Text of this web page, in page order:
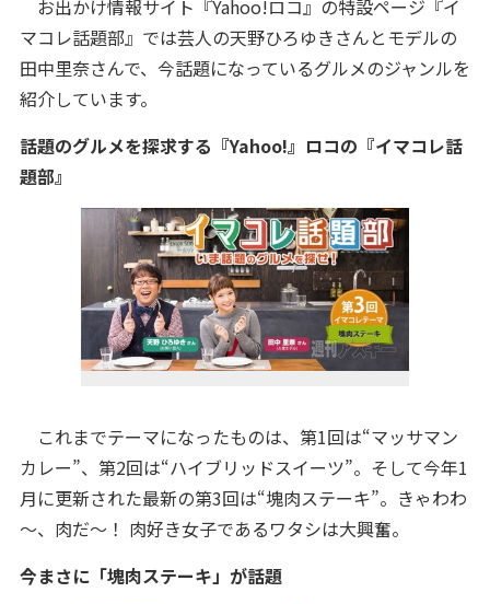
お出かけ情報サイト『Yahoo!ロコ』の特設ページ『イ
マコレ話題部』では芸人の天野ひろゆきさんとモデルの
田中里奈さんで、今話題になっているグルメのジャンルを
紹介しています。
話題のグルメを探求する『Yahoo!』ロコの『イマコレ話
題部』
これまでテーマになったものは、第1回は“マッサマン
カレー”、第2回は“ハイブリッドスイーツ”。そして今年1
月に更新された最新の第3回は“塊肉ステーキ”。きゃわわ
～、肉だ～！ 肉好き女子であるワタシは大興奮。
今まさに「塊肉ステーキ」が話題